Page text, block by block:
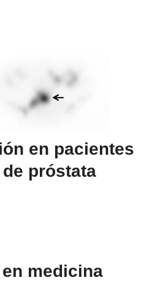
en pacientes
próstata
medicina